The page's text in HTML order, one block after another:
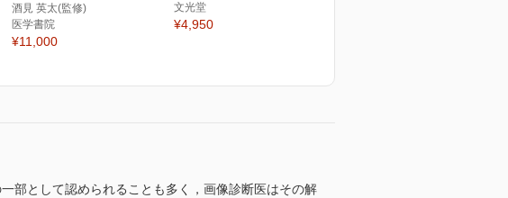
酒見 英太(監修)
医学書院
¥11,000
文光堂
¥4,950
部として認められることも多く，画像診断医はその解